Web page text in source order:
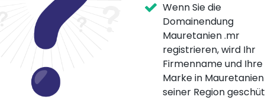
Wenn Sie die
Domainendung
Mauretanien .mr
registrieren, wird Ihr
Firmenname und Ihre
Marke in
seiner Region